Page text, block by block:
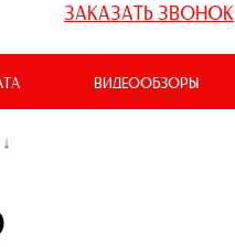
ЗАКАЗАТЬ ЗВОНОК
ВИДЕООБЗОРЫ
↓